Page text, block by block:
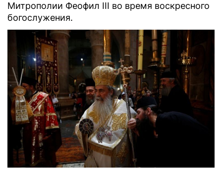
Митрополии Феофил III во время воскресного
богослужения.